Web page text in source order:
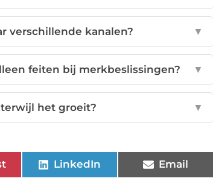
verschillende kanalen? ▼
feiten bij merkbeslissingen? ▼
het groeit? ▼
LinkedIn Email